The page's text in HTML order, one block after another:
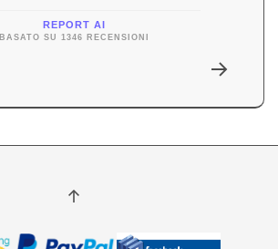
REPORT AI
BASATO SU 1346 RECENSIONI